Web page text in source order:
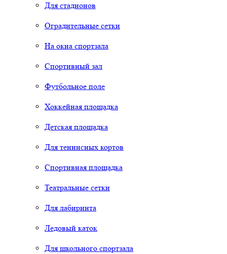
Для стадионов
Оградительные сетки
На окна спортзала
Спортивный зал
Футбольное поле
Хоккейная площадка
Детская площадка
Для теннисных кортов
Спортивная площадка
Театральные сетки
Для лабиринта
Ледовый каток
Для школьного спортзала